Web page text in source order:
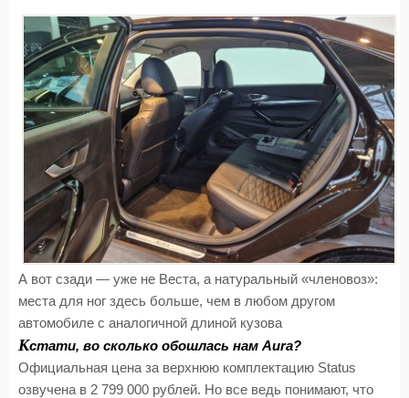
А вот сзади — уже не Веста, а натуральный «членовоз»:
места для ног здесь больше, чем в любом другом
автомобиле с аналогичной длиной кузова
Кстати, во сколько обошлась нам Aura?
Официальная цена за верхнюю комплектацию Status
озвучена в 2 799 000 рублей. Но все ведь понимают, что